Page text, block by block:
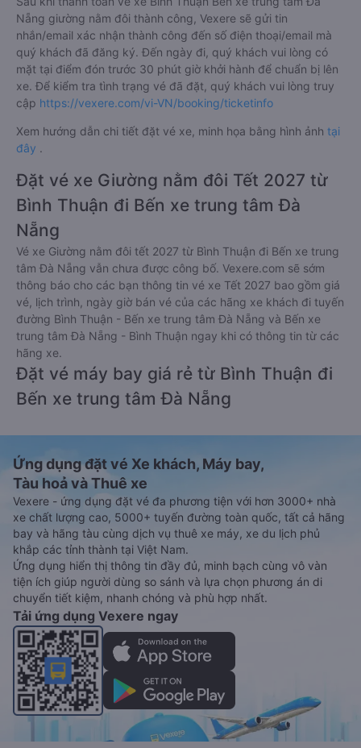
Nẵng giường nằm đôi thành công, Vexere sẽ gửi tin
nhắn/email xác nhận thành công đến số điện thoại/email mà
quý khách đã đăng ký. Đến ngày đi, quý khách vui lòng có
mặt tại điểm đón trước 30 phút giờ khởi hành để chuẩn bị lên
xe. Để kiểm tra tình trạng vé đã đặt, quý khách vui lòng truy
cập https://vexere.com/vi-VN/booking/ticketinfo
Xem hướng dẫn chi tiết đặt vé xe, minh họa bằng hình ảnh tại
đây .
Đặt vé xe Giường nằm đôi Tết 2027 từ
Bình Thuận đi Bến xe trung tâm Đà
Nẵng
Vé xe Giường nằm đôi tết 2027 từ Bình Thuận đi Bến xe trung
tâm Đà Nẵng vẫn chưa được công bố. Vexere.com sẽ sớm
thông báo cho các bạn thông tin vé xe Tết 2027 bao gồm giá
vé, lịch trình, ngày giờ bán vé của các hãng xe khách đi tuyến
đường Bình Thuận - Bến xe trung tâm Đà Nẵng và Bến xe
trung tâm Đà Nẵng - Bình Thuận ngay khi có thông tin từ các
hãng xe.
Đặt vé máy bay giá rẻ từ Bình Thuận đi
Bến xe trung tâm Đà Nẵng
Ứng dụng đặt vé Xe khách, Máy bay,
Tàu hoả và Thuê xe
Vexere - ứng dụng đặt vé đa phương tiện với hơn 3000+ nhà
xe chất lượng cao, 5000+ tuyến đường toàn quốc, tất cả hãng
bay và hãng tàu cùng dịch vụ thuê xe máy, xe du lịch phủ
khắp các tỉnh thành tại Việt Nam.
Ứng dụng hiển thị thông tin đầy đủ, minh bạch cùng vô vàn
tiện ích giúp người dùng so sánh và lựa chọn phương án di
chuyển tiết kiệm, nhanh chóng và phù hợp nhất.
Tải ứng dụng Vexere ngay